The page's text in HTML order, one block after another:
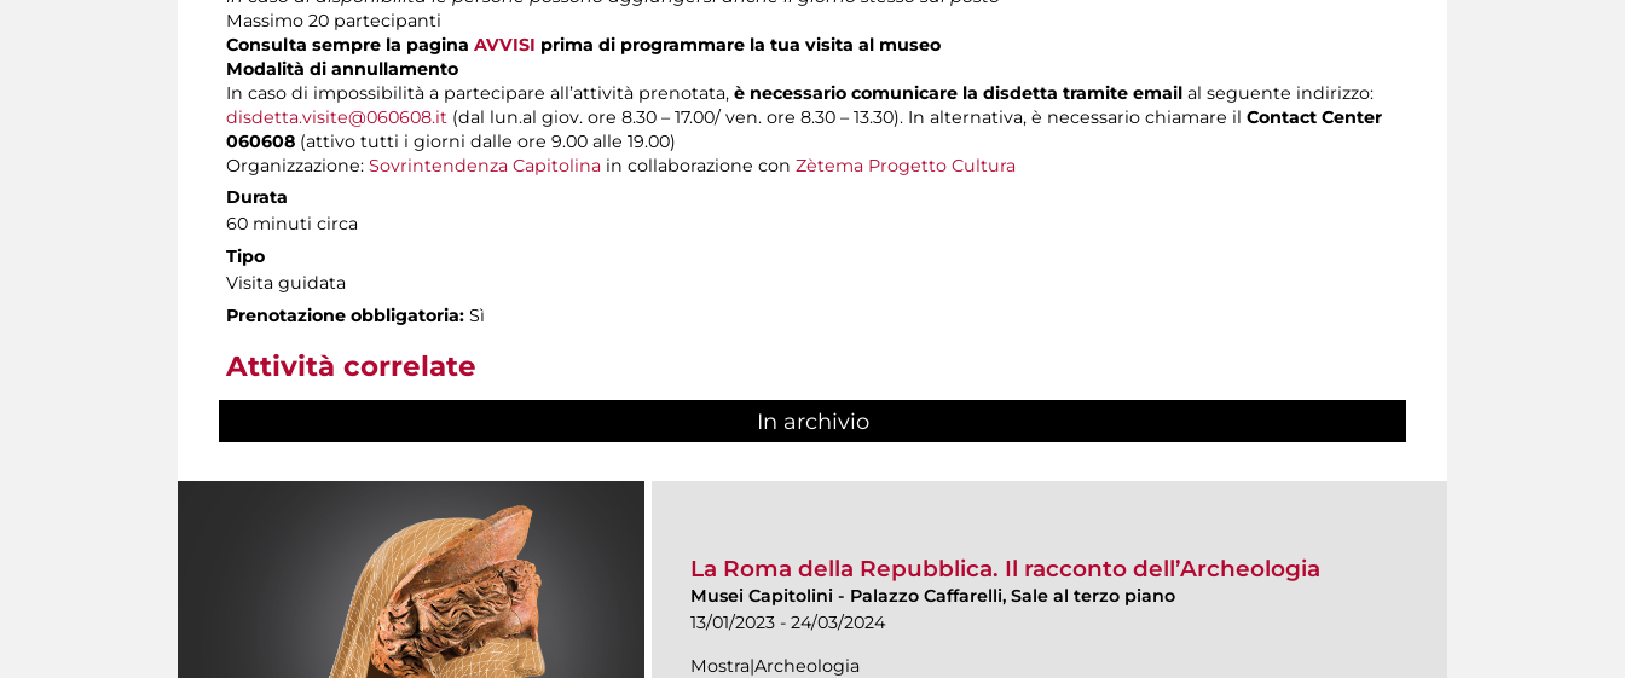
Massimo 20 partecipanti
Consulta sempre la pagina AVVISI prima di programmare la tua visita al museo
Modalità di annullamento
In caso di impossibilità a partecipare all’attività prenotata, è necessario comunicare la disdetta tramite email al seguente indirizzo:
disdetta.visite@060608.it (dal lun.al giov. ore 8.30 – 17.00/ ven. ore 8.30 – 13.30). In alternativa, è necessario chiamare il Contact Center
060608 (attivo tutti i giorni dalle ore 9.00 alle 19.00)
Organizzazione: Sovrintendenza Capitolina in collaborazione con Zètema Progetto Cultura
Durata
60 minuti circa
Tipo
Visita guidata
Prenotazione obbligatoria: Sì
Attività correlate
In archivio
La Roma della Repubblica. Il racconto dell’Archeologia
Musei Capitolini - Palazzo Caffarelli, Sale al terzo piano
13/01/2023 - 24/03/2024
Mostra|Archeologia